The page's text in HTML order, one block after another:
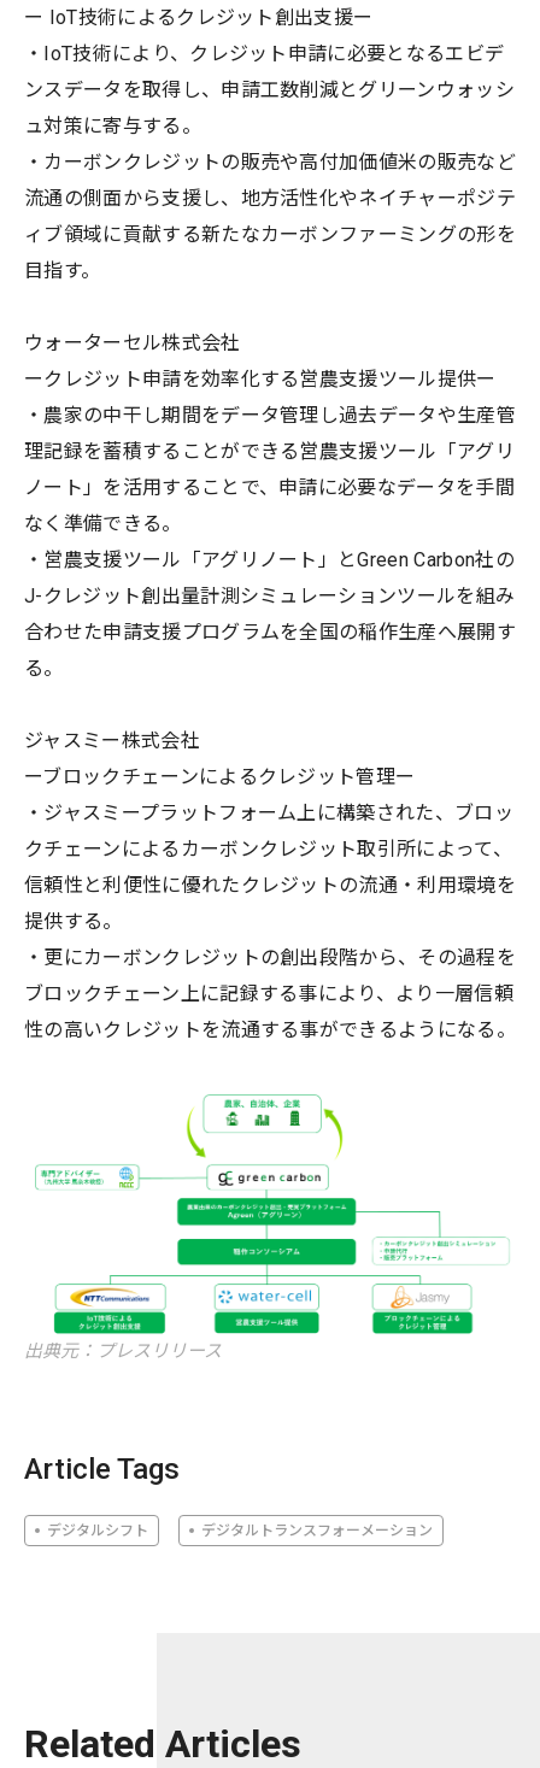
ー IoT技術によるクレジット創出支援ー
・IoT技術により、クレジット申請に必要となるエビデ
ンスデータを取得し、申請工数削減とグリーンウォッシ
ュ対策に寄与する。
・カーボンクレジットの販売や高付加価値米の販売など
流通の側面から支援し、地方活性化やネイチャーポジテ
ィブ領域に貢献する新たなカーボンファーミングの形を
目指す。
ウォーターセル株式会社
ークレジット申請を効率化する営農支援ツール提供ー
・農家の中干し期間をデータ管理し過去データや生産管
理記録を蓄積することができる営農支援ツール「アグリ
ノート」を活用することで、申請に必要なデータを手間
なく準備できる。
・営農支援ツール「アグリノート」とGreen Carbon社の
J-クレジット創出量計測シミュレーションツールを組み
合わせた申請支援プログラムを全国の稲作生産へ展開す
る。
ジャスミー株式会社
ーブロックチェーンによるクレジット管理ー
・ジャスミープラットフォーム上に構築された、ブロッ
クチェーンによるカーボンクレジット取引所によって、
信頼性と利便性に優れたクレジットの流通・利用環境を
提供する。
・更にカーボンクレジットの創出段階から、その過程を
ブロックチェーン上に記録する事により、より一層信頼
性の高いクレジットを流通する事ができるようになる。
出典元：プレスリリース
Article Tags
デジタルシフト デジタルトランスフォーメーション
Related Articles